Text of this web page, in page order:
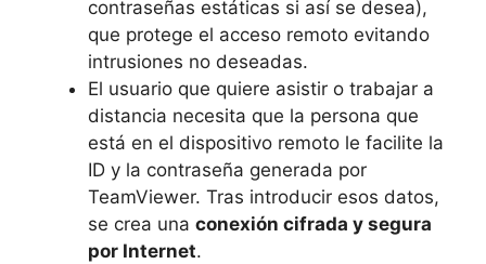
contraseñas estáticas si así se desea),
que protege el acceso remoto evitando
intrusiones no deseadas.
El usuario que quiere asistir o trabajar a
distancia necesita que la persona que
está en el dispositivo remoto le facilite la
ID y la contraseña generada por
TeamViewer. Tras introducir esos datos,
se crea una conexión cifrada y segura
por Internet.